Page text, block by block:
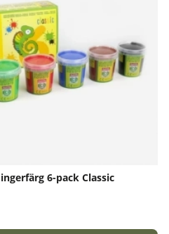
6-pack Classic